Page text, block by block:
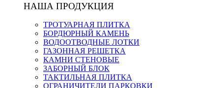
НАША ПРОДУКЦИЯ
ТРОТУАРНАЯ ПЛИТКА
БОРДЮРНЫЙ КАМЕНЬ
ВОДООТВОДНЫЕ ЛОТКИ
ГАЗОННАЯ РЕШЕТКА
КАМНИ СТЕНОВЫЕ
ЗАБОРНЫЙ БЛОК
ТАКТИЛЬНАЯ ПЛИТКА
ОГРАНИЧИТЕЛИ ПАРКОВКИ